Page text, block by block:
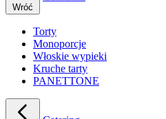
Wróć
Torty
Monoporcje
Włoskie wypieki
Kruche tarty
PANETTONE